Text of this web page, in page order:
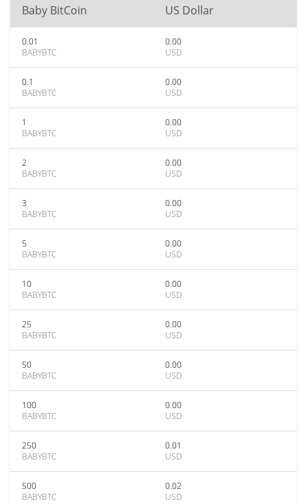
Baby BitCoin US Dollar
0.01
BABYBTC
0.00
USD
0.1
BABYBTC
0.00
USD
1
BABYBTC
0.00
USD
2
BABYBTC
0.00
USD
3
BABYBTC
0.00
USD
5
BABYBTC
0.00
USD
10
BABYBTC
0.00
USD
25
BABYBTC
0.00
USD
50
BABYBTC
0.00
USD
100
BABYBTC
0.00
USD
250
BABYBTC
0.01
USD
500
BABYBTC
0.02
USD